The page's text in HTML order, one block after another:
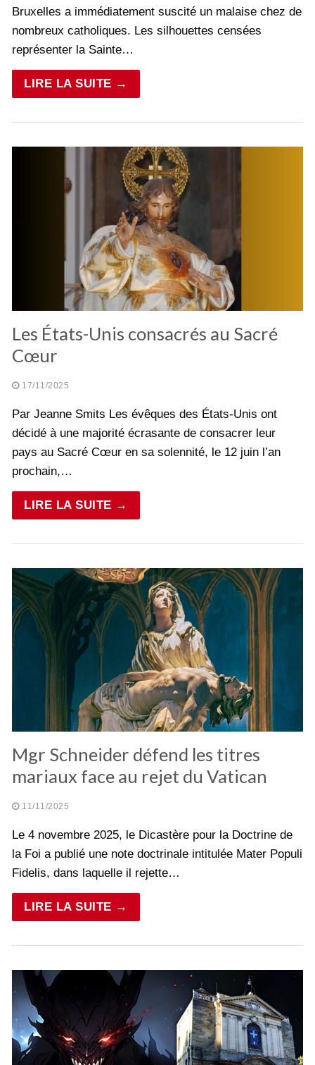
Bruxelles a immédiatement suscité un malaise chez de
nombreux catholiques. Les silhouettes censées
représenter la Sainte…
LIRE LA SUITE →
Les États-Unis consacrés au Sacré
Cœur
17/11/2025
Par Jeanne Smits Les évêques des États-Unis ont
décidé à une majorité écrasante de consacrer leur
pays au Sacré Cœur en sa solennité, le 12 juin l’an
prochain,…
LIRE LA SUITE →
Mgr Schneider défend les titres
mariaux face au rejet du Vatican
11/11/2025
Le 4 novembre 2025, le Dicastère pour la Doctrine de
la Foi a publié une note doctrinale intitulée Mater Populi
Fidelis, dans laquelle il rejette…
LIRE LA SUITE →